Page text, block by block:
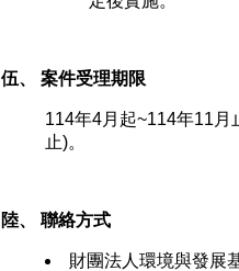
伍、 案件受理期限
114年4月起~114年11月
止)。
陸、 聯絡方式
財團法人環境與發展